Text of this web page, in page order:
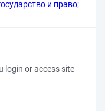
и право;
login or access site